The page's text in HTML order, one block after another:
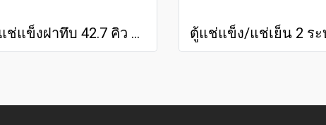
ตู้แช่แข็งฝาทึบ 42.7 คิว SNQ-1305